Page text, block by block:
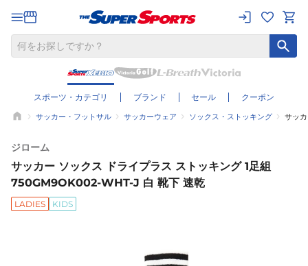
スポーツ・カテゴリ ブランド セール クーポン
サッカー・フットサル サッカーウェア ソックス・ストッキング サッ
ジローム
サッカー ソックス ドライプラス ストッキング 1足組
750GM9OK002-WHT-J 白 靴下 速乾
LADIES KIDS